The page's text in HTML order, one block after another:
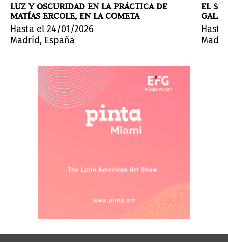
LUZ Y OSCURIDAD EN LA PRÁCTICA DE
MATÍAS ERCOLE, EN LA COMETA
Hasta el 24/01/2026
Madrid, España
EL
GALA